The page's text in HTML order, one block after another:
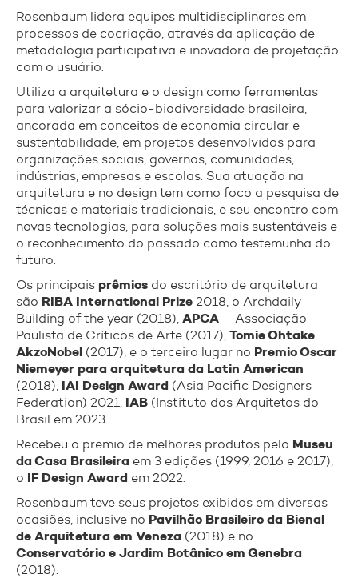
Rosenbaum lidera equipes multidisciplinares em
processos de cocriação, através da aplicação de
metodologia participativa e inovadora de projetação
com o usuário.
Utiliza a arquitetura e o design como ferramentas
para valorizar a sócio-biodiversidade brasileira,
ancorada em conceitos de economia circular e
sustentabilidade, em projetos desenvolvidos para
organizações sociais, governos, comunidades,
indústrias, empresas e escolas. Sua atuação na
arquitetura e no design tem como foco a pesquisa de
técnicas e materiais tradicionais, e seu encontro com
novas tecnologias, para soluções mais sustentáveis e
o reconhecimento do passado como testemunha do
futuro.
Os principais prêmios do escritório de arquitetura
são RIBA International Prize 2018, o Archdaily
Building of the year (2018), APCA – Associação
Paulista de Críticos de Arte (2017), Tomie Ohtake
AkzoNobel (2017), e o terceiro lugar no Premio Oscar
Niemeyer para arquitetura da Latin American
(2018), IAI Design Award (Asia Pacific Designers
Federation) 2021, IAB (Instituto dos Arquitetos do
Brasil em 2023.
Recebeu o premio de melhores produtos pelo Museu
da Casa Brasileira em 3 edições (1999, 2016 e 2017),
o IF Design Award em 2022.
Rosenbaum teve seus projetos exibidos em diversas
ocasiões, inclusive no Pavilhão Brasileiro da Bienal
de Arquitetura em Veneza (2018) e no
Conservatório e Jardim Botânico em Genebra
(2018).